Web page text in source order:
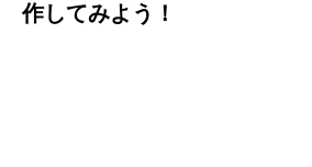
作してみよう！